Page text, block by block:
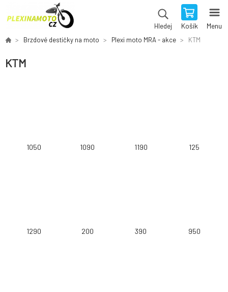
Hledej Košík Menu
Brzdové destičky na moto Plexi moto MRA - akce KTM
KTM
1050 1090 1190 125
1290 200 390 950